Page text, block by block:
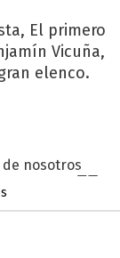
El primero
Vicuña,
elenco.